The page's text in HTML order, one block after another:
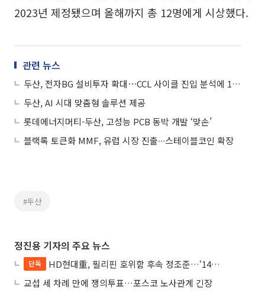
2023년 제정됐으며 올해까지 총 12명에게 시상했다.
관련 뉴스
두산, 전자BG 설비투자 확대⋯CCL 사이클 진입 분석에 10%↑
두산, AI 시대 맞춤형 솔루션 제공
롯데에너지머티-두산, 고성능 PCB 동박 개발 ‘맞손’
블랙록 토큰화 MMF, 유럽 시장 진출∙∙∙스테이블코인 확장
#두산
정진용 기자의 주요 뉴스
단독
HD현대重, 필리핀 호위함 후속 정조준…‘14척+α’ 싹쓸이 노린다
교섭 세 차례 만에 쟁의투표…포스코 노사관계 긴장